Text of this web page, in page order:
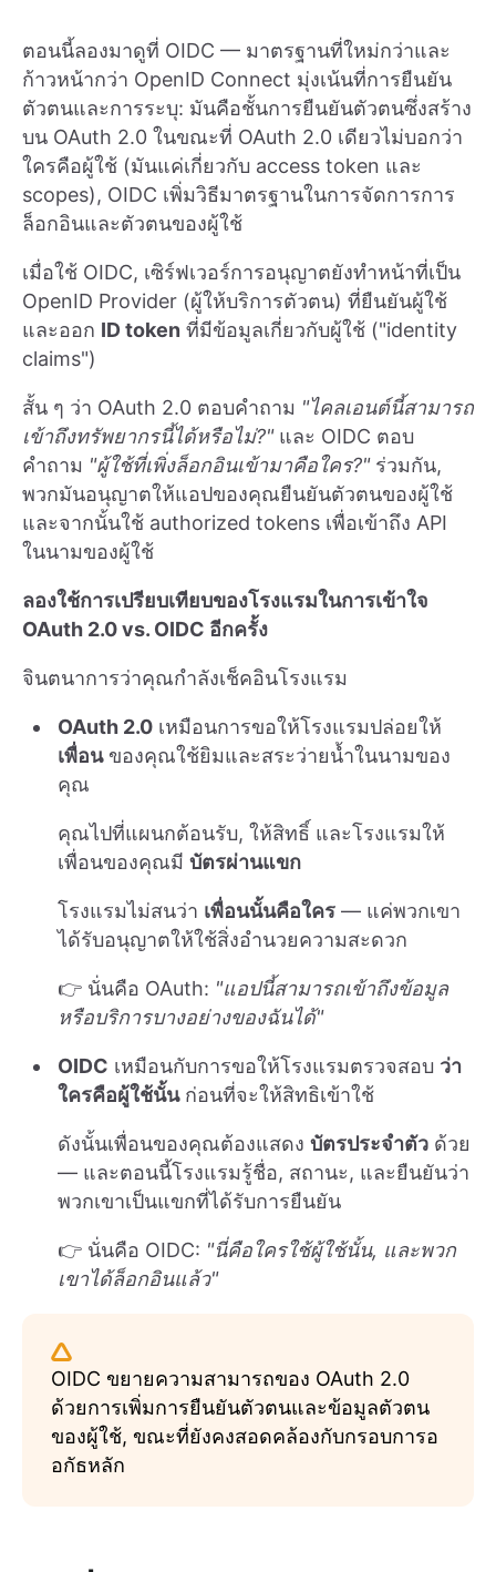
ตอนนี้ลองมาดูที่ OIDC — มาตรฐานที่ใหม่กว่าและ
ก้าวหน้ากว่า OpenID Connect มุ่งเน้นที่การยืนยัน
ตัวตนและการระบุ: มันคือชั้นการยืนยันตัวตนซึ่งสร้าง
บน OAuth 2.0 ในขณะที่ OAuth 2.0 เดียวไม่บอกว่า
ใครคือผู้ใช้ (มันแค่เกี่ยวกับ access token และ
scopes), OIDC เพิ่มวิธีมาตรฐานในการจัดการการ
ล็อกอินและตัวตนของผู้ใช้
เมื่อใช้ OIDC, เซิร์ฟเวอร์การอนุญาตยังทำหน้าที่เป็น
OpenID Provider (ผู้ให้บริการตัวตน) ที่ยืนยันผู้ใช้
และออก ID token ที่มีข้อมูลเกี่ยวกับผู้ใช้ ("identity
claims")
สั้น ๆ ว่า OAuth 2.0 ตอบคำถาม "ไคลเอนต์นี้สามารถ
เข้าถึงทรัพยากรนี้ได้หรือไม่?"และ OIDC ตอบ
คำถาม "ผู้ใช้ที่เพิ่งล็อกอินเข้ามาคือใคร?"ร่วมกัน,
พวกมันอนุญาตให้แอปของคุณยืนยันตัวตนของผู้ใช้
และจากนั้นใช้ authorized tokens เพื่อเข้าถึง API
ในนามของผู้ใช้
ลองใช้การเปรียบเทียบของโรงแรมในการเข้าใจ
OAuth 2.0 vs. OIDC อีกครั้ง
จินตนาการว่าคุณกำลังเช็คอินโรงแรม
OAuth 2.0 เหมือนการขอให้โรงแรมปล่อยให้
เพื่อนของคุณใช้ยิมและสระว่ายน้ำในนามของ
คุณ
คุณไปที่แผนกต้อนรับ, ให้สิทธิ์ และโรงแรมให้
เพื่อนของคุณมี บัตรผ่านแขก
โรงแรมไม่สนว่า เพื่อนนั้นคือใคร — แค่พวกเขา
ได้รับอนุญาตให้ใช้สิ่งอำนวยความสะดวก
👉 นั่นคือ OAuth: "แอปนี้สามารถเข้าถึงข้อมูล
หรือบริการบางอย่างของฉันได้"
OIDC เหมือนกับการขอให้โรงแรมตรวจสอบ ว่า
ใครคือผู้ใช้นั้นก่อนที่จะให้สิทธิเข้าใช้
ดังนั้นเพื่อนของคุณต้องแสดง บัตรประจำตัว ด้วย
— และตอนนี้โรงแรมรู้ชื่อ, สถานะ, และยืนยันว่า
พวกเขาเป็นแขกที่ได้รับการยืนยัน
👉 นั่นคือ OIDC: "นี่คือใครใช้ผู้ใช้นั้น, และพวก
เขาได้ล็อกอินแล้ว"
OIDC ขยายความสามารถของ OAuth 2.0
ด้วยการเพิ่มการยืนยันตัวตนและข้อมูลตัวตน
ของผู้ใช้, ขณะที่ยังคงสอดคล้องกับกรอบการอ
อกัธหลัก